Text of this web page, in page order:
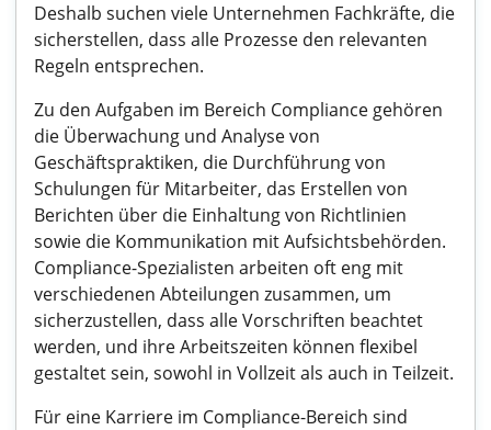
Deshalb suchen viele Unternehmen Fachkräfte, die
sicherstellen, dass alle Prozesse den relevanten
Regeln entsprechen.
Zu den Aufgaben im Bereich Compliance gehören
die Überwachung und Analyse von
Geschäftspraktiken, die Durchführung von
Schulungen für Mitarbeiter, das Erstellen von
Berichten über die Einhaltung von Richtlinien
sowie die Kommunikation mit Aufsichtsbehörden.
Compliance-Spezialisten arbeiten oft eng mit
verschiedenen Abteilungen zusammen, um
sicherzustellen, dass alle Vorschriften beachtet
werden, und ihre Arbeitszeiten können flexibel
gestaltet sein, sowohl in Vollzeit als auch in Teilzeit.
Für eine Karriere im Compliance-Bereich sind